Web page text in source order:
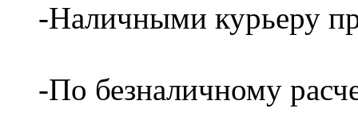
-Наличными курьеру
-По безналичному